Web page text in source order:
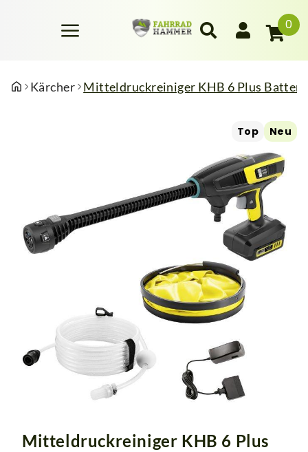
0
Kärcher Mitteldruckreiniger KHB 6 Plus
Top Neu
Mitteldruckreiniger KHB 6 Plus